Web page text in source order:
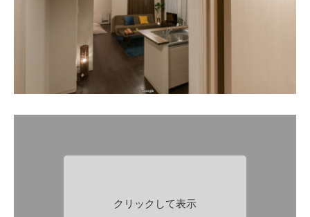
クリックして表示